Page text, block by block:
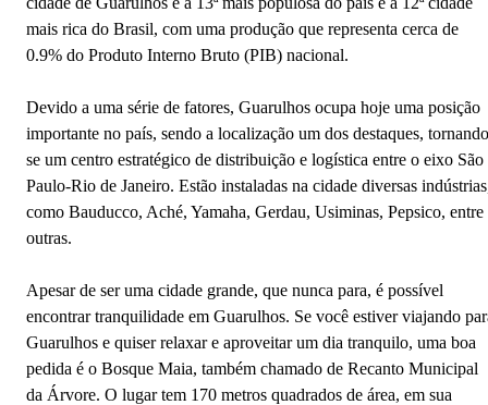
mais rica do Brasil, com uma produção que representa cerca de
0.9% do Produto Interno Bruto (PIB) nacional.
Devido a uma série de fatores, Guarulhos ocupa hoje uma posição
importante no país, sendo a localização um dos destaques,
se um centro estratégico de distribuição e logística entre o eixo São
Paulo-Rio de Janeiro. Estão instaladas na cidade diversas
como Bauducco, Aché, Yamaha, Gerdau, Usiminas, Pepsico, entre
outras.
Apesar de ser uma cidade grande, que nunca para, é possível
encontrar tranquilidade em Guarulhos. Se você estiver viajando
Guarulhos e quiser relaxar e aproveitar um dia tranquilo, uma boa
pedida é o Bosque Maia, também chamado de Recanto Municipal
da Árvore. O lugar tem 170 metros quadrados de área, em sua